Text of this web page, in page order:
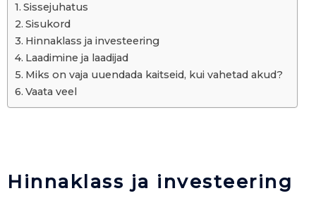
Sissejuhatus
Sisukord
Hinnaklass ja investeering
Laadimine ja laadijad
Miks on vaja uuendada kaitseid, kui vahetad akud?
Vaata veel
Hinnaklass ja investeering